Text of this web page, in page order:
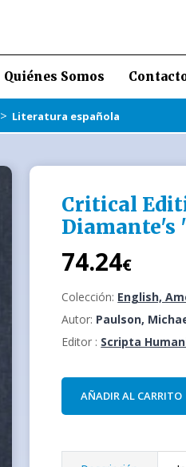
Quiénes Somos
> Literatura española
Critical
Diamante's
74.24€
Colección: English,
Autor: Paulson,
Editor : Scripta
AÑADIR AL CARRITO